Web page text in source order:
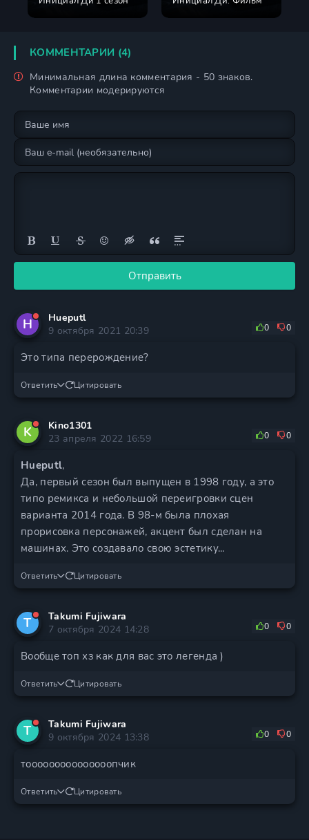
КОММЕНТАРИИ (4)
Минимальная длина комментария - 50 знаков.
Комментарии модерируются
Отправить
H
Hueputl
9 октября 2021 20:39
0 0
Это типа перерождение?
Ответить Цитировать
K
Kino1301
23 апреля 2022 16:59
0 0
Hueputl,
Да, первый сезон был выпущен в 1998 году, а это
типо ремикса и небольшой переигровки сцен
варианта 2014 года. В 98-м была плохая
прорисовка персонажей, акцент был сделан на
машинах. Это создавало свою эстетику...
Ответить Цитировать
T
Takumi Fujiwara
7 октября 2024 14:28
0 0
Вообще топ хз как для вас это легенда )
Ответить Цитировать
T
Takumi Fujiwara
9 октября 2024 13:38
0 0
тооооооооооооооопчик
Ответить Цитировать